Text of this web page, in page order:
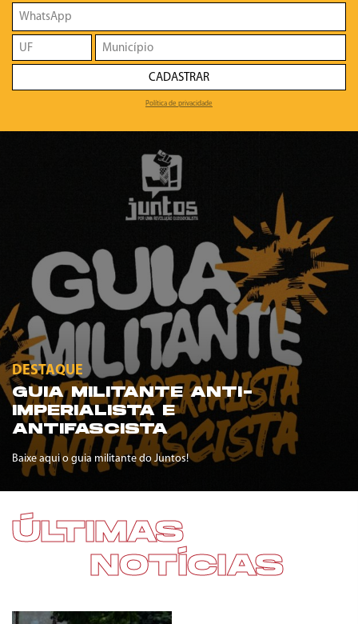
CADASTRAR
Política de privacidade
DESTAQUE
GUIA MILITANTE ANTI-
IMPERIALISTA E
ANTIFASCISTA
Baixe aqui o guia militante do Juntos!
ÚLTIMAS
NOTÍCIAS